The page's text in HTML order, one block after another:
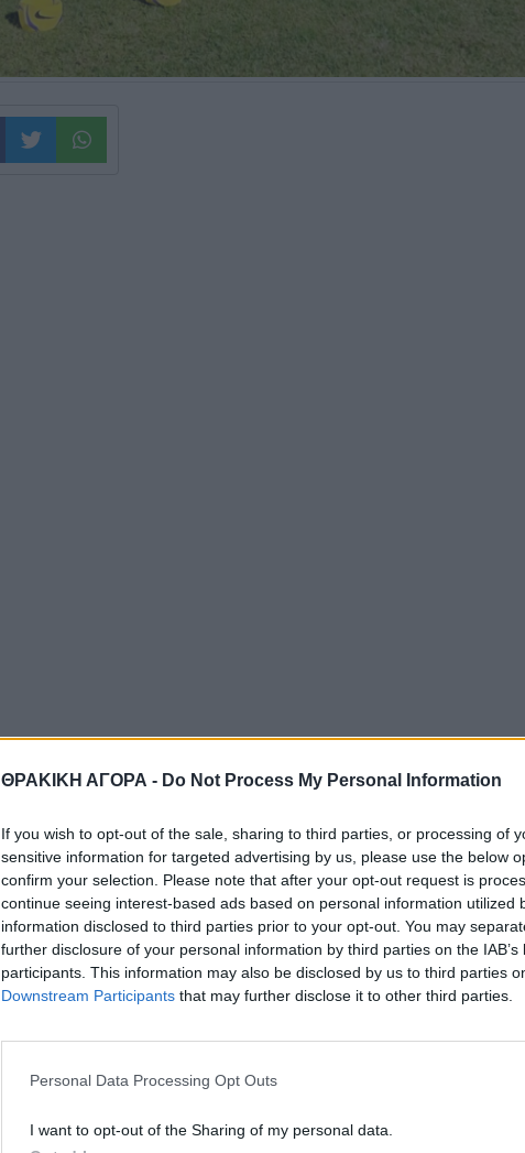
ΘΡΑΚΙΚΗ ΑΓΟΡΑ - Do Not Process My Personal Information
If you wish to opt-out of the sale, sharing to third parties, or processing of
sensitive information for targeted advertising by us, please use the below
confirm your selection. Please note that after your opt-out request is
continue seeing interest-based ads based on personal information utilized
information disclosed to third parties prior to your opt-out. You may
further disclosure of your personal information by third parties on the IAB’s
participants. This information may also be disclosed by us to third parties
Downstream Participants that may further disclose it to other third parties.
Personal Data Processing Opt Outs
I want to opt-out of the Sharing of my personal data.